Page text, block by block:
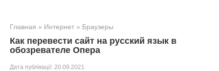
Главная » Интернет » Браузеры
Как перевести сайт на русский язык в
обозревателе Опера
Дата публікації: 20.09.2021